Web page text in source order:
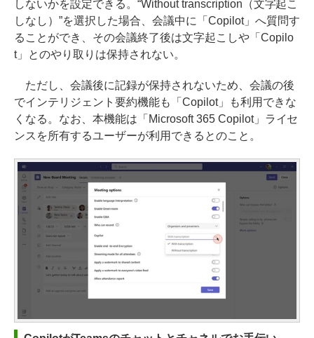
しないかを設定できる。“Without transcription（文字起こ
しなし）”を選択した場合、会議中に「Copilot」へ質問す
ることができ、その会議終了後は文字起こしや「Copilo
t」とのやり取りは保持されない。
ただし、会議後に記録が保持されないため、会議の後
でインテリジェント要約機能も「Copilot」も利用できな
くなる。なお、本機能は「Microsoft 365 Copilot」ライセ
ンスを所有するユーザーが利用できるとのこと。